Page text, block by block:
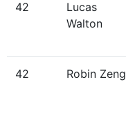
42
Lucas
Walton
42 Robin Zeng